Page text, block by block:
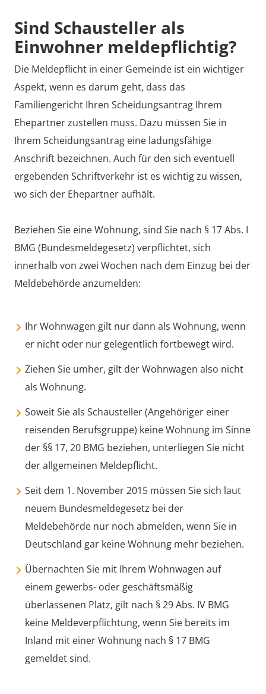
Sind Schausteller als
Einwohner meldepflichtig?
Die Meldepflicht in einer Gemeinde ist ein wichtiger
Aspekt, wenn es darum geht, dass das
Familiengericht Ihren Scheidungsantrag Ihrem
Ehepartner zustellen muss. Dazu müssen Sie in
Ihrem Scheidungsantrag eine ladungsfähige
Anschrift bezeichnen. Auch für den sich eventuell
ergebenden Schriftverkehr ist es wichtig zu wissen,
wo sich der Ehepartner aufhält.
Beziehen Sie eine Wohnung, sind Sie nach § 17 Abs. I
BMG (Bundesmeldegesetz) verpflichtet, sich
innerhalb von zwei Wochen nach dem Einzug bei der
Meldebehörde anzumelden:
Ihr Wohnwagen gilt nur dann als Wohnung, wenn
er nicht oder nur gelegentlich fortbewegt wird.
Ziehen Sie umher, gilt der Wohnwagen also nicht
als Wohnung.
Soweit Sie als Schausteller (Angehöriger einer
reisenden Berufsgruppe) keine Wohnung im Sinne
der §§ 17, 20 BMG beziehen, unterliegen Sie nicht
der allgemeinen Meldepflicht.
Seit dem 1. November 2015 müssen Sie sich laut
neuem Bundesmeldegesetz bei der
Meldebehörde nur noch abmelden, wenn Sie in
Deutschland gar keine Wohnung mehr beziehen.
Übernachten Sie mit Ihrem Wohnwagen auf
einem gewerbs- oder geschäftsmäßig
überlassenen Platz, gilt nach § 29 Abs. IV BMG
keine Meldeverpflichtung, wenn Sie bereits im
Inland mit einer Wohnung nach § 17 BMG
gemeldet sind.